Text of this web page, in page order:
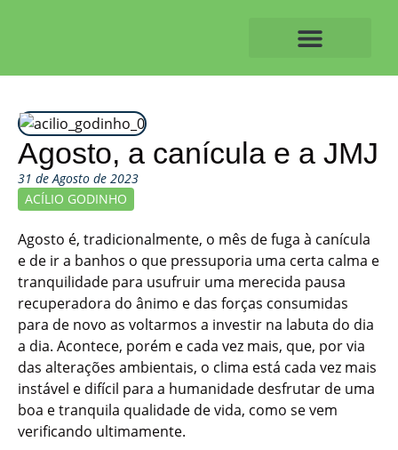
Agosto, a canícula e a JMJ
31 de Agosto de 2023
ACÍLIO GODINHO
Agosto é, tradicionalmente, o mês de fuga à canícula
e de ir a banhos o que pressuporia uma certa calma e
tranquilidade para usufruir uma merecida pausa
recuperadora do ânimo e das forças consumidas
para de novo as voltarmos a investir na labuta do dia
a dia. Acontece, porém e cada vez mais, que, por via
das alterações ambientais, o clima está cada vez mais
instável e difícil para a humanidade desfrutar de uma
boa e tranquila qualidade de vida, como se vem
verificando ultimamente.